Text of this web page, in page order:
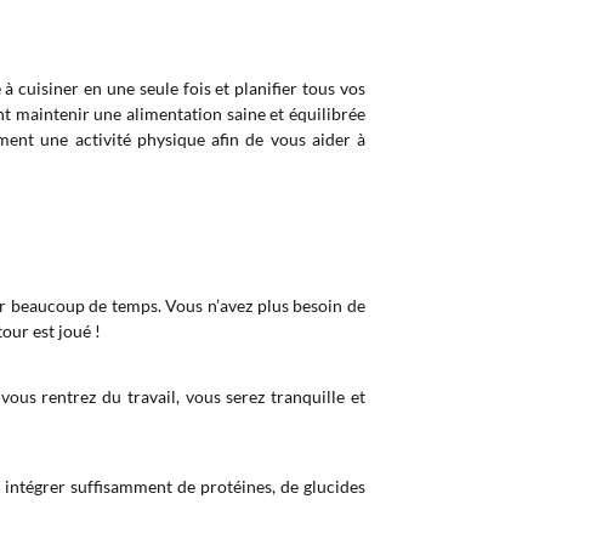
cuisiner en une seule fois et planifier tous vos
maintenir une alimentation saine et équilibrée
une activité physique afin de vous aider à
de temps. Vous n’avez plus besoin de
est joué !
rentrez du travail, vous serez tranquille et
suffisamment de protéines, de glucides